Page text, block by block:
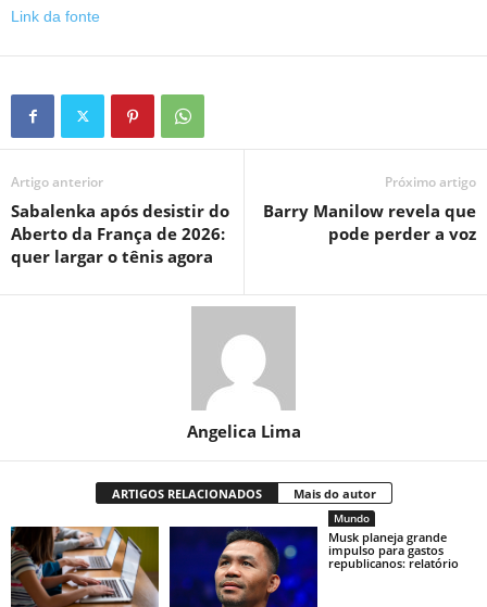
Link da fonte
Artigo anterior
Sabalenka após desistir do
Aberto da França de 2026:
quer largar o tênis agora
Próximo artigo
Barry Manilow revela que
pode perder a voz
Angelica Lima
ARTIGOS RELACIONADOS Mais do autor
Mundo
Musk planeja grande
impulso para gastos
republicanos: relatório